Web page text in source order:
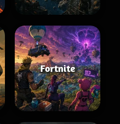
Fortnite